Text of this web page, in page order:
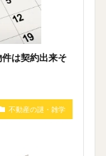
件は契約出来そ
不動産の謎・雑学